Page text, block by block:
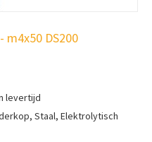
m4x50 DS200
levertijd
Staal, Elektrolytisch